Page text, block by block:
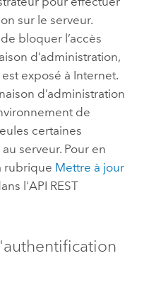
sur le serveur.
bloquer l’accès
d’administration,
exposé à Internet.
d’administration
de
certaines
serveur. Pour en
rubrique Mettre à jour
l'API REST